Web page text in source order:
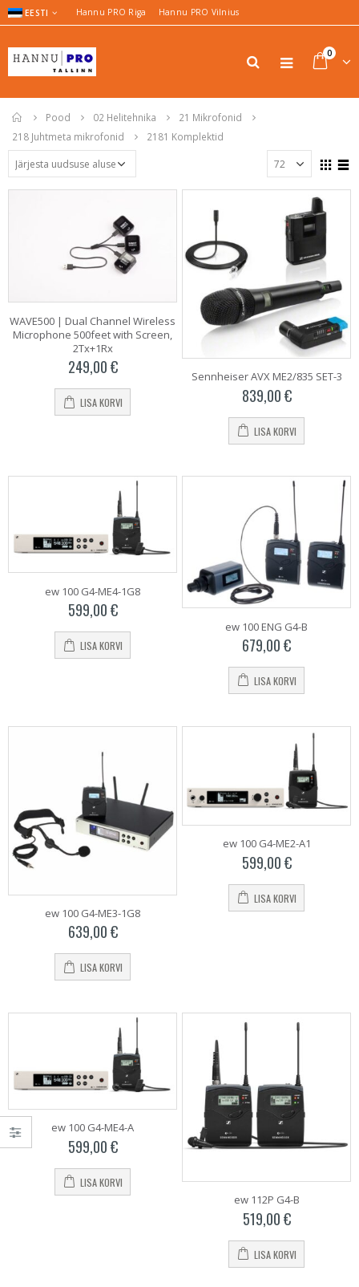
EESTI Hannu PRO Riga Hannu PRO Vilnius
0
Pood 02 Helitehnika
21 Mikrofonid
218 Juhtmeta mikrofonid
2181 Komplektid
WAVE500 | Dual Channel Wireless
Microphone 500feet with Screen,
2Tx+1Rx
249,00€
LISA KORVI
Sennheiser AVX ME2/835 SET-3
839,00€
LISA KORVI
ew 100 G4-ME4-1G8
599,00€
LISA KORVI
ew 100 ENG G4-B
679,00€
LISA KORVI
ew 100 G4-ME3-1G8
639,00€
LISA KORVI
ew 100 G4-ME2-A1
599,00€
LISA KORVI
ew 100 G4-ME4-A
599,00€
LISA KORVI
ew 112P G4-B
519,00€
LISA KORVI